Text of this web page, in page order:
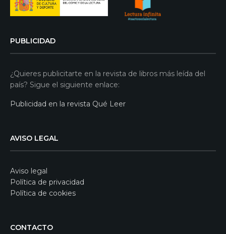
PUBLICIDAD
¿Quieres publicitarte en la revista de libros más leída del
país? Sigue el siguiente enlace:
Publicidad en la revista Qué Leer
AVISO LEGAL
Aviso legal
Política de privacidad
Política de cookies
CONTACTO